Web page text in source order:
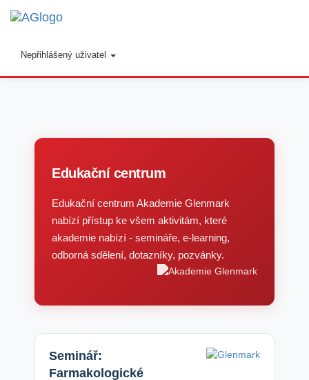
Nepřihlášený uživatel
Edukační centrum
Edukační centrum Akademie Glenmark
nabízí přístup ke všem aktivitám, které
akademie nabízí - semináře, e-learning,
odborná sdělení, dotazníky, pozvánky.
Seminář:
Farmakologické